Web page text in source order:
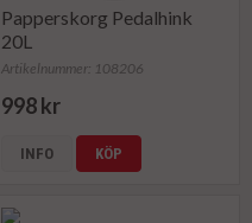
Papperskorg Pedalhink
20L
Artikelnummer: 108206
998 kr
INFO KÖP